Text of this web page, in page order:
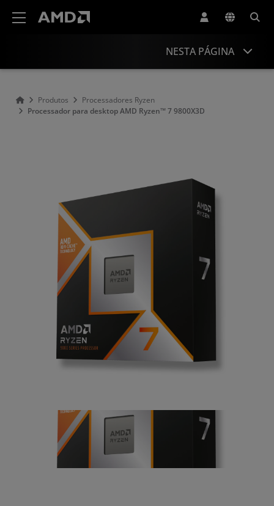
NESTA PÁGINA
Especificações
Produtos
Processadores Ryzen
Processador para desktop AMD Ryzen™ 7 9800X3D